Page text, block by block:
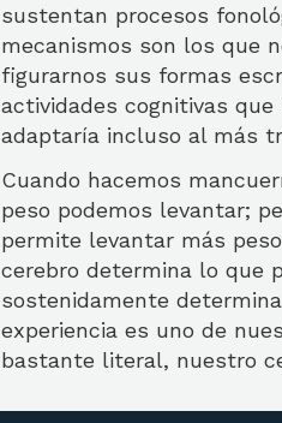
sustentan procesos
mecanismos son los que
figurarnos sus formas
actividades cognitivas
adaptaría incluso al más
Cuando hacemos
peso podemos levantar;
permite levantar más
cerebro determina lo que
sostenidamente
experiencia es uno de
bastante literal, nuestro